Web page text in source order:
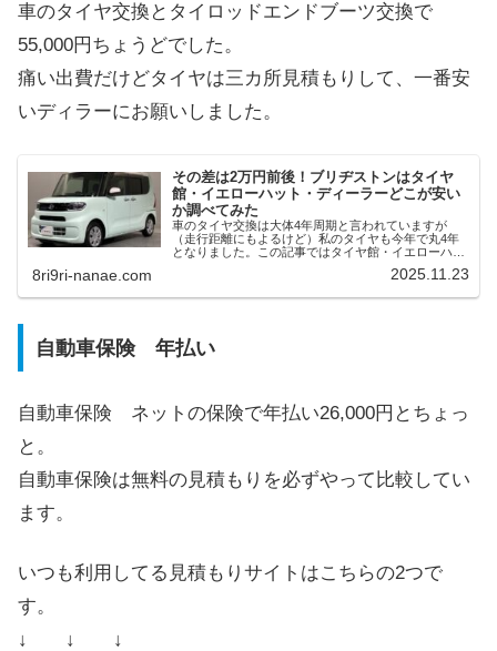
車のタイヤ交換とタイロッドエンドブーツ交換で
55,000円ちょうどでした。
痛い出費だけどタイヤは三カ所見積もりして、一番安
いディラーにお願いしました。
その差は2万円前後！ブリヂストンはタイヤ
館・イエローハット・ディーラーどこが安い
か調べてみた
車のタイヤ交換は大体4年周期と言われていますが
（走行距離にもよるけど）私のタイヤも今年で丸4年
となりました。この記事ではタイヤ館・イエローハッ
を比較しています。私の車の走行距離はめちゃくちゃ
8ri9ri-nanae.com 2025.11.23
自動車保険 年払い
自動車保険 ネットの保険で年払い26,000円とちょっ
と。
自動車保険は無料の見積もりを必ずやって比較してい
ます。
いつも利用してる見積もりサイトはこちらの2つで
す。
↓ ↓ ↓